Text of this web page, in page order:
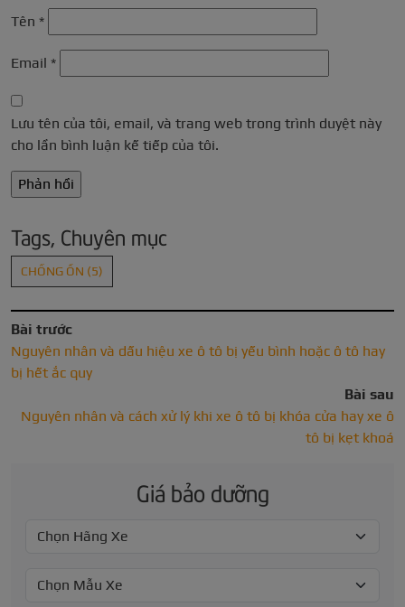
Tên *
Email *
Lưu tên của tôi, email, và trang web trong trình duyệt này
cho lần bình luận kế tiếp của tôi.
Tags, Chuyên mục
CHỐNG ỒN (5)
Bài trước
Nguyên nhân và dấu hiệu xe ô tô bị yếu bình hoặc ô tô hay
bị hết ắc quy
Bài sau
Nguyên nhân và cách xử lý khi xe ô tô bị khóa cửa hay xe ô
tô bị kẹt khoá
Giá bảo dưỡng